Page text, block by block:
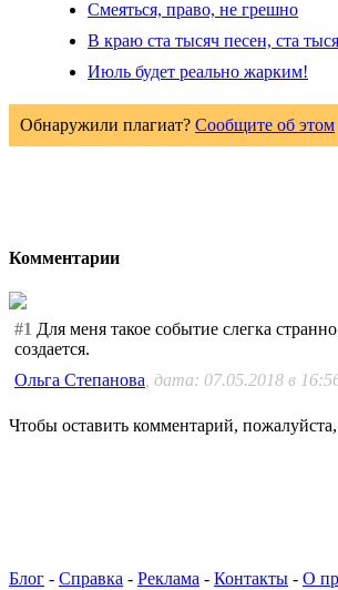
Смеяться, право, не грешно
В краю ста тысяч песен, ста
Июль будет реально жарким!
Обнаружили плагиат? Сообщите об этом
Комментарии
#1 Для меня такое событие слегка
создается.
Ольга Степанова , дата: 07.05.2018 в
Чтобы оставить комментарий, пожалуйста,
Блог - Справка - Реклама - Контакты - О